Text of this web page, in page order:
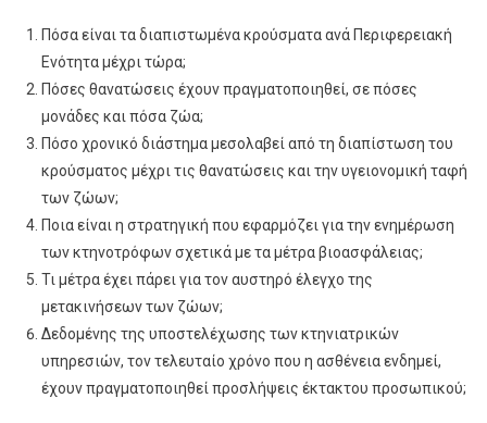
Πόσα είναι τα διαπιστωμένα κρούσματα ανά Περιφερειακή
Ενότητα μέχρι τώρα;
Πόσες θανατώσεις έχουν πραγματοποιηθεί, σε πόσες
μονάδες και πόσα ζώα;
Πόσο χρονικό διάστημα μεσολαβεί από τη διαπίστωση του
κρούσματος μέχρι τις θανατώσεις και την υγειονομική ταφή
των ζώων;
Ποια είναι η στρατηγική που εφαρμόζει για την ενημέρωση
των κτηνοτρόφων σχετικά με τα μέτρα βιοασφάλειας;
Τι μέτρα έχει πάρει για τον αυστηρό έλεγχο της
μετακινήσεων των ζώων;
Δεδομένης της υποστελέχωσης των κτηνιατρικών
υπηρεσιών, τον τελευταίο χρόνο που η ασθένεια ενδημεί,
έχουν πραγματοποιηθεί προσλήψεις έκτακτου προσωπικού;